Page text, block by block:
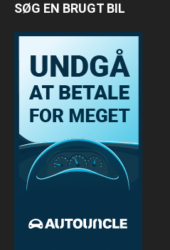
SØG EN BRUGT BIL